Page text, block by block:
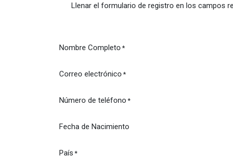
Llenar el formulario de registro en los campos
Nombre Completo *
Correo electrónico *
Número de teléfono *
Fecha de Nacimiento
País *